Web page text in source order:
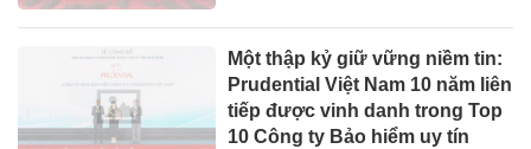
Một thập kỷ giữ vững niềm tin:
Prudential Việt Nam 10 năm liên
tiếp được vinh danh trong Top
10 Công ty Bảo hiểm uy tín